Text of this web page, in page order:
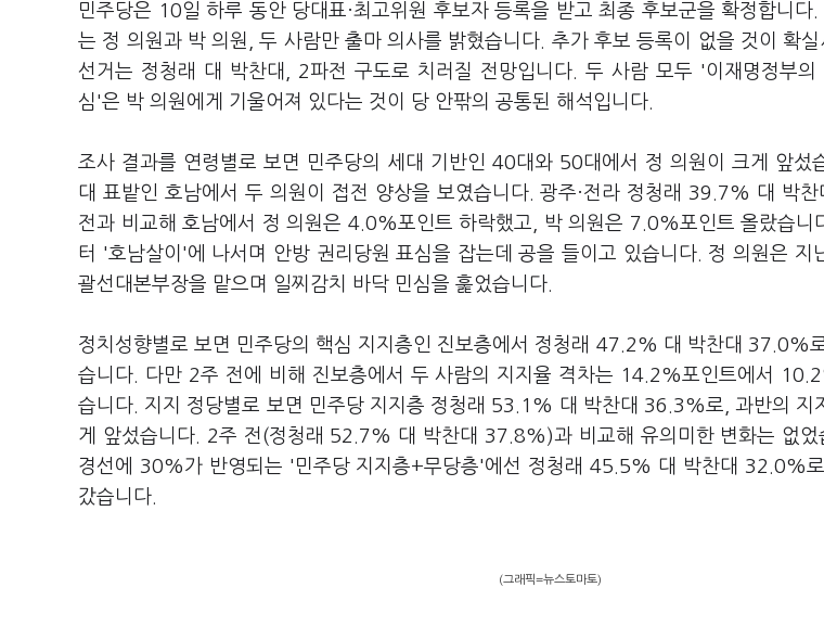
민주당은 10일 하루 동안 당대표·최고위원 후보자 등록을 받고 최종 후보군을 확정합니다.
는 정 의원과 박 의원, 두 사람만 출마 의사를 밝혔습니다. 추가 후보 등록이 없을 것이 확
선거는 정청래 대 박찬대, 2파전 구도로 치러질 전망입니다. 두 사람 모두 '이재명정부
심'은 박 의원에게 기울어져 있다는 것이 당 안팎의 공통된 해석입니다.
조사 결과를 연령별로 보면 민주당의 세대 기반인 40대와 50대에서 정 의원이 크게 앞섰
대 표밭인 호남에서 두 의원이 접전 양상을 보였습니다. 광주·전라 정청래 39.7% 대 박
전과 비교해 호남에서 정 의원은 4.0%포인트 하락했고, 박 의원은 7.0%포인트 올랐습니
터 '호남살이'에 나서며 안방 권리당원 표심을 잡는데 공을 들이고 있습니다. 정 의원은 지
괄선대본부장을 맡으며 일찌감치 바닥 민심을 훑었습니다.
정치성향별로 보면 민주당의 핵심 지지층인 진보층에서 정청래 47.2% 대 박찬대 37.0%
습니다. 다만 2주 전에 비해 진보층에서 두 사람의 지지율 격차는 14.2%포인트에서
습니다. 지지 정당별로 보면 민주당 지지층 정청래 53.1% 대 박찬대 36.3%로, 과반의 지
게 앞섰습니다. 2주 전(정청래 52.7% 대 박찬대 37.8%)과 비교해 유의미한 변화는 없었
경선에 30%가 반영되는 '민주당 지지층+무당층'에선 정청래 45.5% 대 박찬대 32.0%
갔습니다.
(그래픽=뉴스토마토)